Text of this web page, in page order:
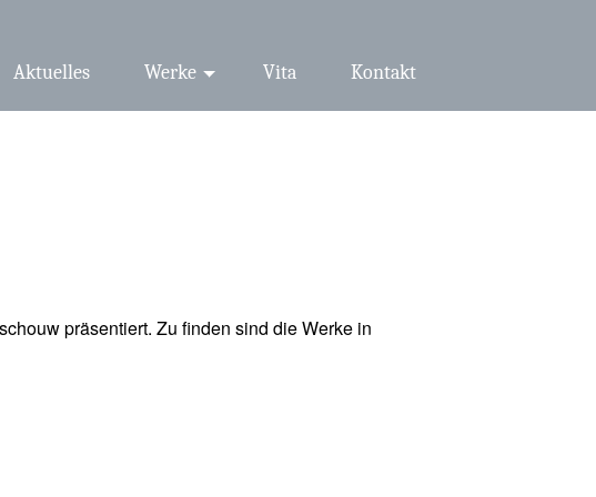
Aktuelles Werke Vita Kontakt
präsentiert. Zu finden sind die Werke in